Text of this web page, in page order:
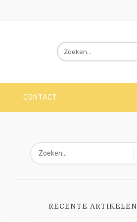
CONTACT
RECENTE ARTIKELEN